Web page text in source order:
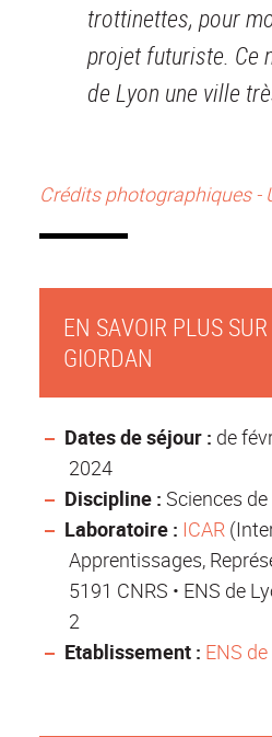
trottinettes, pour
projet futuriste. Ce
de Lyon une ville
Crédits photographiques -
EN SAVOIR PLUS
GIORDAN
Dates de séjour : de
2024
Discipline : Sciences
Laboratoire : ICAR
Apprentissages,
5191 CNRS • ENS de
2
Etablissement : ENS